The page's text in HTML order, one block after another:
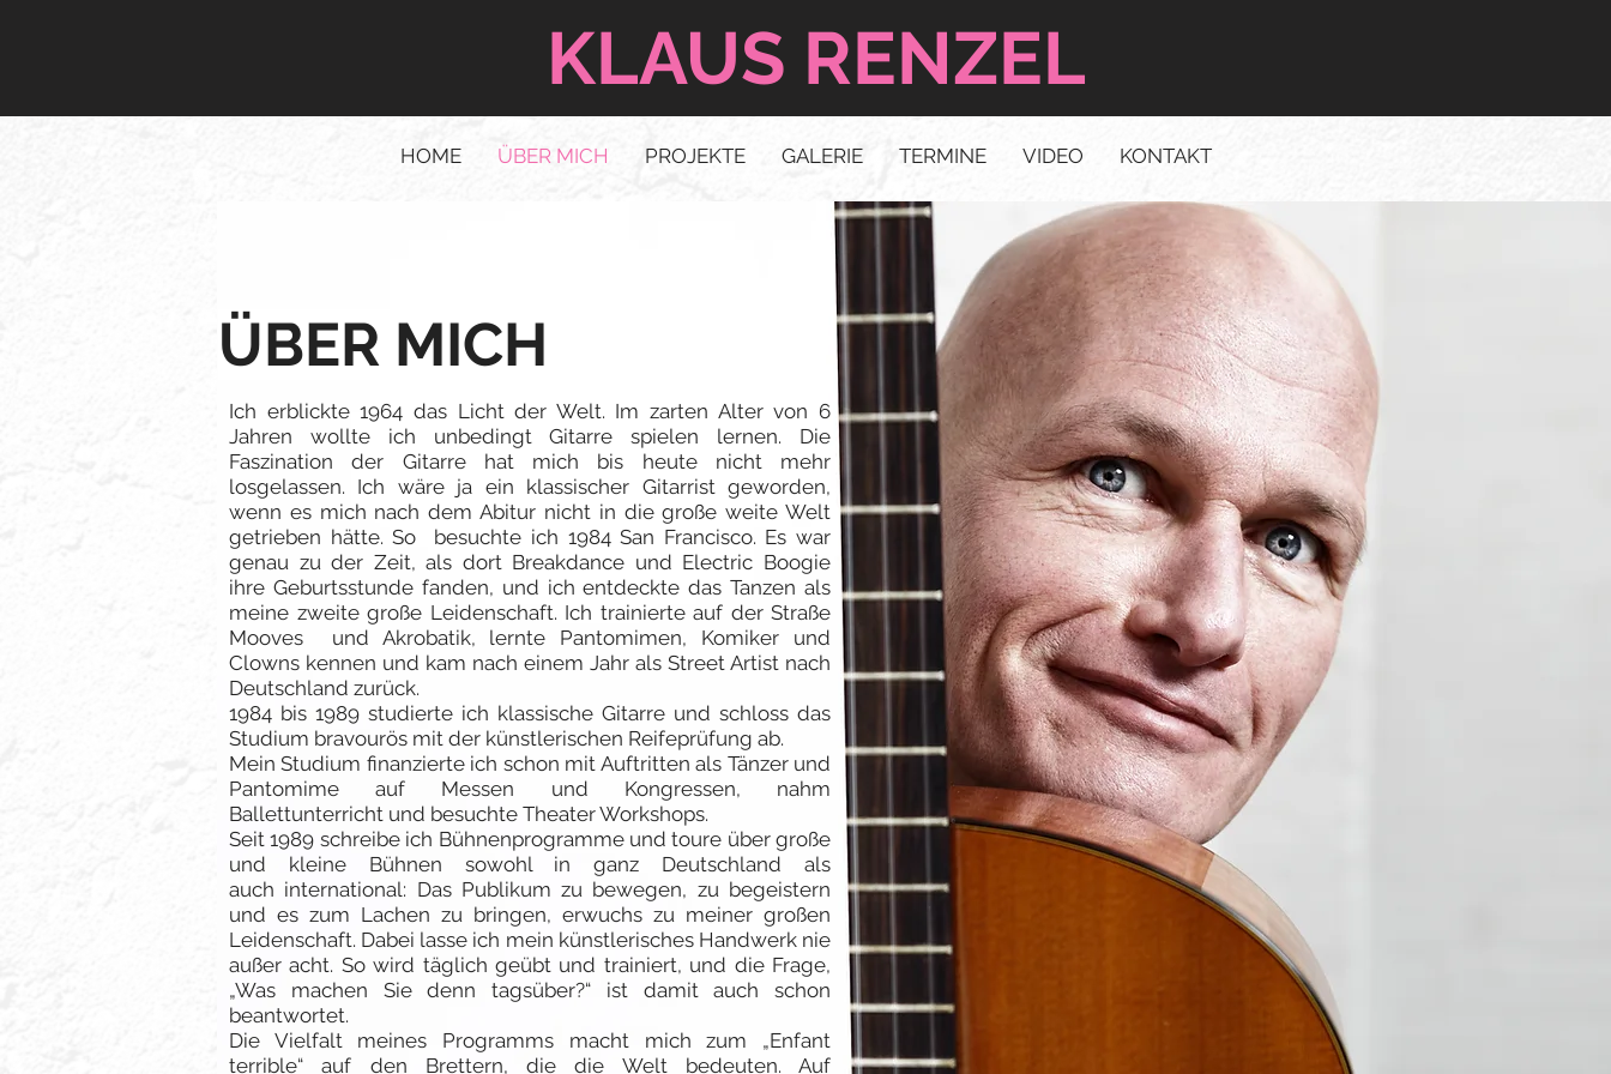
KLAUS RENZEL
HOME ÜBER MICH PROJEKTE GALERIE TERMINE VIDEO KONTAKT
Ich erblickte 1964 das Licht der Welt. Im zarten Alter von 6
Jahren wollte ich unbedingt Gitarre spielen lernen. Die
Faszination der Gitarre hat mich bis heute nicht mehr
losgelassen. Ich wäre ja ein klassischer Gitarrist geworden,
wenn es mich nach dem Abitur nicht in die große weite Welt
getrieben hätte. So besuchte ich 1984 San Francisco. Es war
genau zu der Zeit, als dort Breakdance und Electric Boogie
ihre Geburtsstunde fanden, und ich entdeckte das Tanzen als
meine zweite große Leidenschaft. Ich trainierte auf der Straße
Mooves und Akrobatik, lernte Pantomimen, Komiker und
Clowns kennen und kam nach einem Jahr als Street Artist nach
Deutschland zurück.
1984 bis 1989 studierte ich klassische Gitarre und schloss das
Studium bravourös mit der künstlerischen Reifeprüfung ab.
Mein Studium finanzierte ich schon mit Auftritten als Tänzer und
Pantomime auf Messen und Kongressen, nahm
Ballettunterricht und besuchte Theater Workshops.
Seit 1989 schreibe ich Bühnenprogramme und toure über große
und kleine Bühnen sowohl in ganz Deutschland als
auch international: Das Publikum zu bewegen, zu begeistern
und es zum Lachen zu bringen, erwuchs zu meiner großen
Leidenschaft. Dabei lasse ich mein künstlerisches Handwerk nie
außer acht. So wird täglich geübt und trainiert, und die Frage,
„Was machen Sie denn tagsüber?“ ist damit auch schon
beantwortet.
Die Vielfalt meines Programms macht mich zum „Enfant
terrible“ auf den Brettern, die die Welt bedeuten. Auf
ÜBER MICH